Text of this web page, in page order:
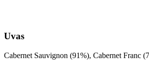
Uvas
Cabernet Sauvignon (91%), Cabernet Franc